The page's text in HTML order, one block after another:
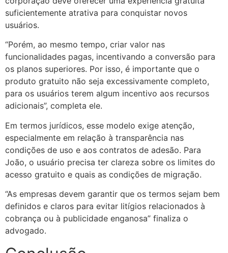
suficientemente atrativa para conquistar novos
usuários.
“Porém, ao mesmo tempo, criar valor nas
funcionalidades pagas, incentivando a conversão para
os planos superiores. Por isso, é importante que o
produto gratuito não seja excessivamente completo,
para os usuários terem algum incentivo aos recursos
adicionais”, completa ele.
Em termos jurídicos, esse modelo exige atenção,
especialmente em relação à transparência nas
condições de uso e aos contratos de adesão. Para
João, o usuário precisa ter clareza sobre os limites do
acesso gratuito e quais as condições de migração.
“As empresas devem garantir que os termos sejam bem
definidos e claros para evitar litígios relacionados à
cobrança ou à publicidade enganosa” finaliza o
advogado.